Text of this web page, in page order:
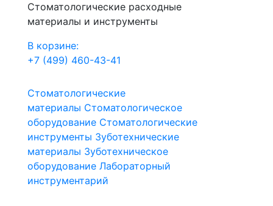
Стоматологические расходные
материалы и инструменты
В корзине:
+7 (499) 460-43-41
Стоматологические
материалы Стоматологическое
оборудование Стоматологические
инструменты Зуботехнические
материалы Зуботехническое
оборудование Лабораторный
инструментарий